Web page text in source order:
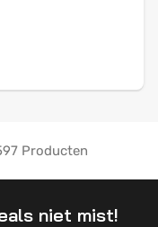
Producten
niet mist!